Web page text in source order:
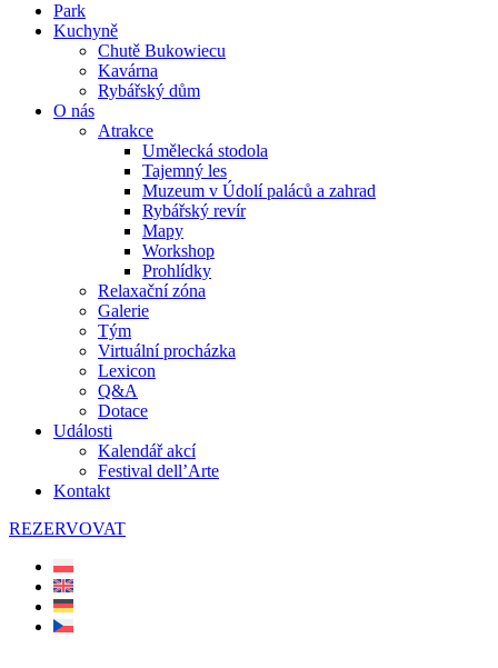
Park
Kuchyně
Chutě Bukowiecu
Kavárna
Rybářský dům
O nás
Atrakce
Umělecká stodola
Tajemný les
Muzeum v Údolí paláců a zahrad
Rybářský revír
Mapy
Workshop
Prohlídky
Relaxační zóna
Galerie
Tým
Virtuální procházka
Lexicon
Q&A
Dotace
Události
Kalendář akcí
Festival dell’Arte
Kontakt
REZERVOVAT